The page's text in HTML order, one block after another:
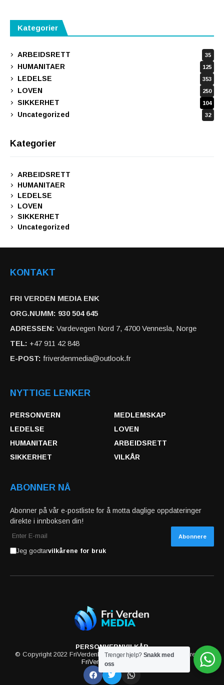
Kategorier
ARBEIDSRETT 35
HUMANITAER 125
LEDELSE 353
LOVEN 250
SIKKERHET 104
Uncategorized 32
Kategorier
ARBEIDSRETT
HUMANITAER
LEDELSE
LOVEN
SIKKERHET
Uncategorized
KONTAKT
FRI VERDEN MEDIA ENK
ORG.NUMM: 930 504 645
ADRESSEN: Vardevegen Nord 7, 4700 Vennesla, Norge
TEL: +47 911 42 848
E-POST: friverdenmedia@outlook.fr
NYTTIGE LENKER
PERSONVERN
MEDLEMSKAP
LEDELSE
LOVEN
HUMANITAER
ARBEIDSRETT
SIKKERHET
VILKÅR
ABONNER NÅ
Abonner på vår e-postliste for å motta daglige oppdateringer
direkte i innboksen din!
Jeg godtarvilkårene for bruk
PERSONVERNVILKÅR
© Copyright 2022 FriVerdenMedia. All rights reserved powered by
FriVerdenMedia.com
Trenger hjelp? Snakk med
oss